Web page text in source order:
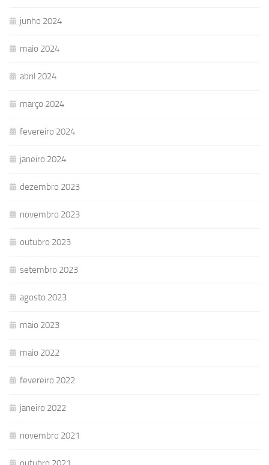
junho 2024
maio 2024
abril 2024
março 2024
fevereiro 2024
janeiro 2024
dezembro 2023
novembro 2023
outubro 2023
setembro 2023
agosto 2023
maio 2023
maio 2022
fevereiro 2022
janeiro 2022
novembro 2021